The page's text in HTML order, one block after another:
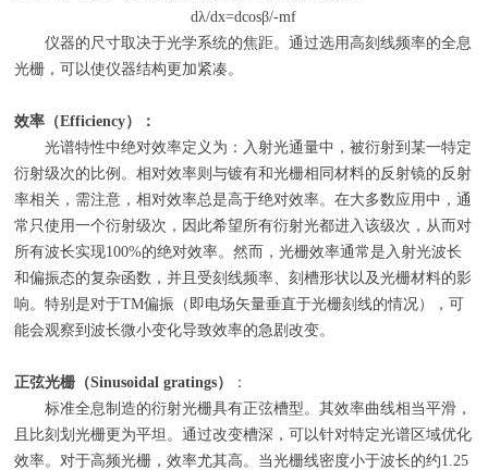
dλ/dx=dcosβ/-mf
仪器的尺寸取决于光学系统的焦距。通过选用高刻线频率的全息
光栅，可以使仪器结构更加紧凑。
效率（Efficiency）：
光谱特性中绝对效率定义为：入射光通量中，被衍射到某一特定
衍射级次的比例。相对效率则与镀有和光栅相同材料的反射镜的反射
率相关，需注意，相对效率总是高于绝对效率。在大多数应用中，通
常只使用一个衍射级次，因此希望所有衍射光都进入该级次，从而对
所有波长实现100%的绝对效率。然而，光栅效率通常是入射光波长
和偏振态的复杂函数，并且受刻线频率、刻槽形状以及光栅材料的影
响。特别是对于TM偏振（即电场矢量垂直于光栅刻线的情况），可
能会观察到波长微小变化导致效率的急剧改变。
正弦光栅（Sinusoidal gratings）
：
标准全息制造的衍射光栅具有正弦槽型。其效率曲线相当平滑，
且比刻划光栅更为平坦。通过改变槽深，可以针对特定光谱区域优化
效率。对于高频光栅，效率尤其高。当光栅线密度小于波长的约1.25